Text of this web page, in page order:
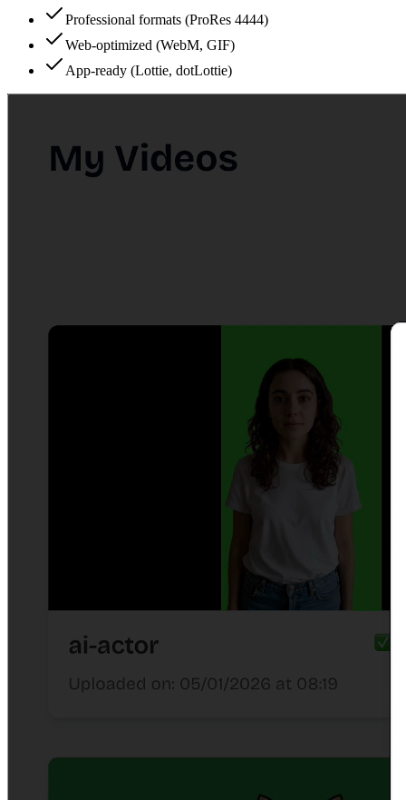
Professional formats (ProRes 4444)
Web-optimized (WebM, GIF)
App-ready (Lottie, dotLottie)